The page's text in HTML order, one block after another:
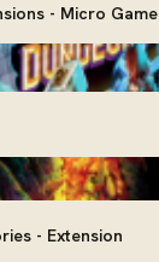
- Micro Game
- Extension